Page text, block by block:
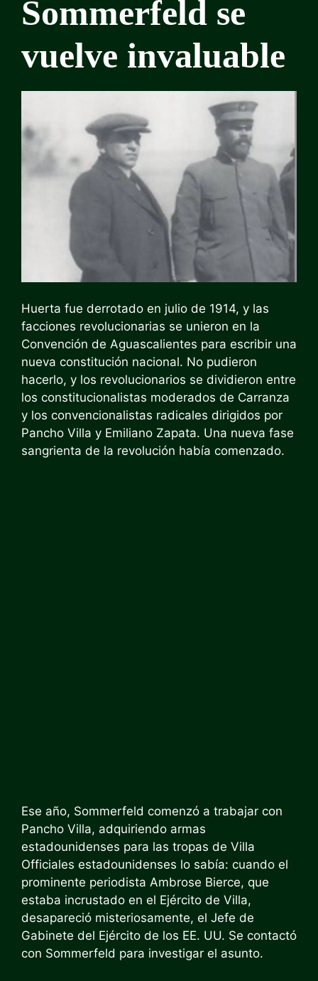
Sommerfeld se
vuelve invaluable
Huerta fue derrotado en julio de 1914, y las
facciones revolucionarias se unieron en la
Convención de Aguascalientes para escribir una
nueva constitución nacional. No pudieron
hacerlo, y los revolucionarios se dividieron entre
los constitucionalistas moderados de Carranza
y los convencionalistas radicales dirigidos por
Pancho Villa y Emiliano Zapata. Una nueva fase
sangrienta de la revolución había comenzado.
Ese año, Sommerfeld comenzó a trabajar con
Pancho Villa, adquiriendo armas
estadounidenses para las tropas de Villa
Officiales estadounidenses lo sabía: cuando el
prominente periodista Ambrose Bierce, que
estaba incrustado en el Ejército de Villa,
desapareció misteriosamente, el Jefe de
Gabinete del Ejército de los EE. UU. Se contactó
con Sommerfeld para investigar el asunto.